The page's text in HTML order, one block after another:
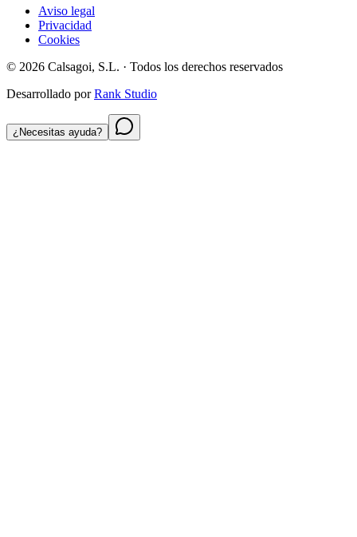
Aviso legal
Privacidad
Cookies
© 2026 Calsagoi, S.L. · Todos los derechos reservados
Desarrollado por Rank Studio
¿Necesitas ayuda?